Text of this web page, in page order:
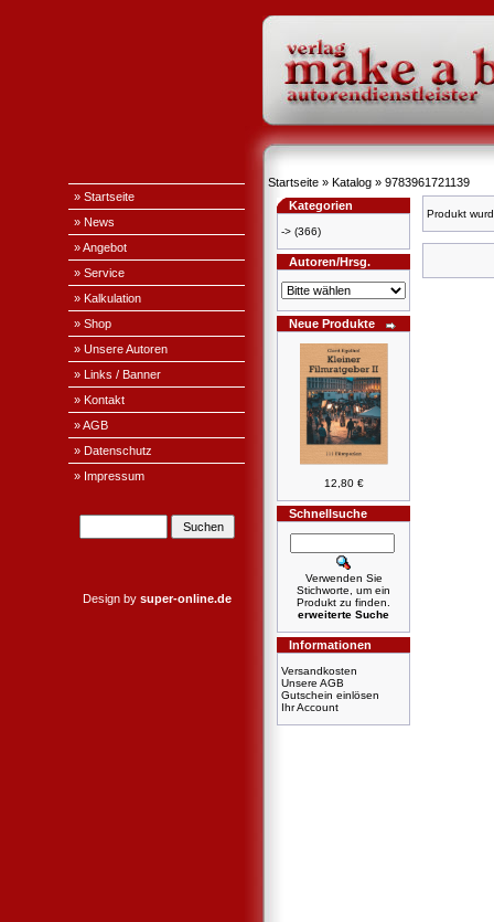
» Startseite
» News
» Angebot
» Service
» Kalkulation
» Shop
» Unsere Autoren
» Links / Banner
» Kontakt
» AGB
» Datenschutz
» Impressum
Design by super-online.de
Startseite » Katalog » 9783961721139
Kategorien
-> (366)
Autoren/Hrsg.
Neue Produkte
12,80 €
Schnellsuche
Verwenden Sie
Stichworte, um ein
Produkt zu finden.
erweiterte Suche
Informationen
Versandkosten
Unsere AGB
Gutschein einlösen
Ihr Account
Produkt